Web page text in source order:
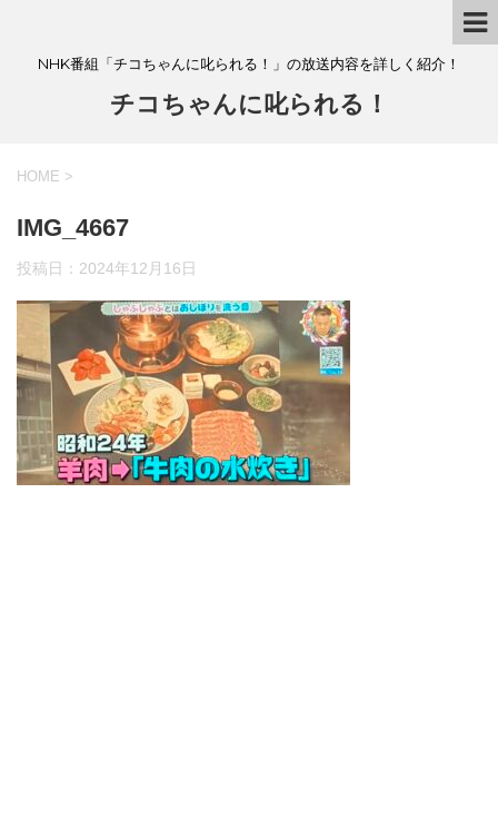
NHK番組「チコちゃんに叱られる！」の放送内容を詳しく紹介！
チコちゃんに叱られる！
HOME >
IMG_4667
投稿日： 2024年12月16日